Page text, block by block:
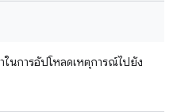
ในการอัปโหลดเหตุการณ์ไปยัง